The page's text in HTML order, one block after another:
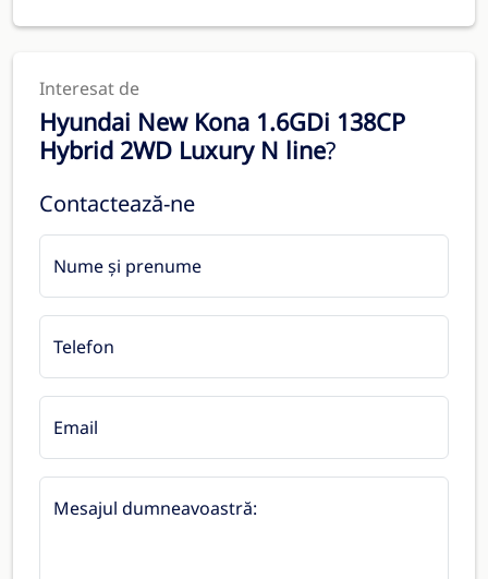
Interesat de
Hyundai New Kona 1.6GDi 138CP
Hybrid 2WD Luxury N line?
Contactează-ne
Nume și prenume
Telefon
Email
Mesajul dumneavoastră: